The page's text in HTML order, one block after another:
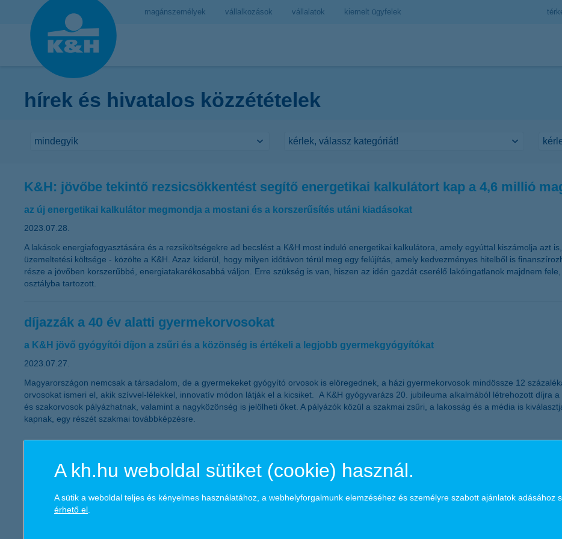
magánszemélyek vállalkozások vállalatok kiemelt ügyfelek
hírek és hivatalos közzétételek
K&H: jövőbe tekintő rezsicsökkentést segítő energetikai kalkulátort kap a 4,6 millió
az új energetikai kalkulátor megmondja a mostani és a korszerűsítés utáni kiadásokat
2023.07.28.
A lakások energiafogyasztására és a rezsiköltségekre ad becslést a K&H most induló energetikai kalkulátora, amely egyúttal kiszámolja azt
üzemeltetési költsége - közölte a K&H. Azaz kiderül, hogy milyen időtávon térül meg egy felújítás, amely kedvezményes hitelből is
része a jövőben korszerűbbé, energiatakarékosabbá váljon. Erre szükség is van, hiszen az idén gazdát cserélő lakóingatlanok majdnem
osztályba tartozott.
díjazzák a 40 év alatti gyermekorvosokat
a K&H jövő gyógyítói díjon a zsűri és a közönség is értékeli a legjobb gyermekgyógyítókat
2023.07.27.
Magyarországon nemcsak a társadalom, de a gyermekeket gyógyító orvosok is elöregednek, a házi gyermekorvosok mindössze 12
orvosokat ismeri el, akik szívvel-lélekkel, innovatív módon látják el a kicsiket. A K&H gyógyvarázs 20. jubileuma alkalmából létrehozott díjra
és szakorvosok pályázhatnak, valamint a nagyközönség is jelölheti őket. A pályázók közül a szakmai zsűri, a lakosság és a média is
kapnak, egy részét szakmai továbbképzésre.
a határon túli utazást tervező 30-59 évesek közel 70 százaléka nyárra időzíti a pihenést
2023.07.27.
A kh.hu weboldal sütiket (cookie) használ.
A sütik a weboldal teljes és kényelmes használatához, a webhelyforgalmunk elemzéséhez és személyre szabott ajánlatok adásához
érhető el